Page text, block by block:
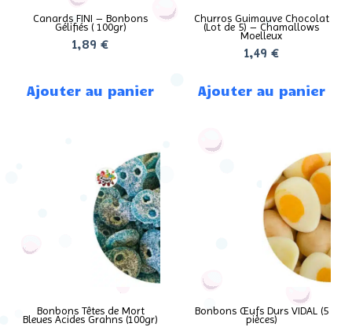
Canards FINI – Bonbons
Gélifiés ( 100gr)
1,89€
Ajouter au panier
Churros Guimauve Chocolat
(Lot de 5) – Chamallows
Moelleux
1,49 €
Ajouter au panier
Bonbons Têtes de Mort
Bleues Acides Grahns (100gr)
Bonbons Œufs Durs VIDAL (5
pièces)